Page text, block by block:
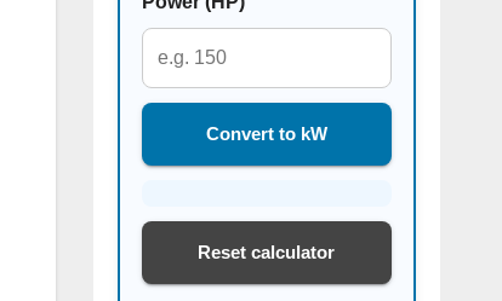
Convert to kW
Reset calculator